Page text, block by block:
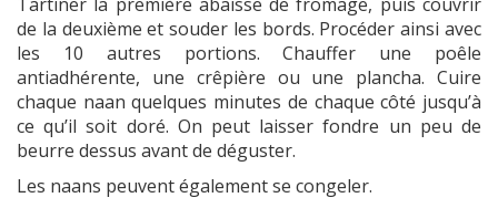
Tartiner la première abaisse de fromage, puis couvrir
de la deuxième et souder les bords. Procéder ainsi avec
les 10 autres portions. Chauffer une poêle
antiadhérente, une crêpière ou une plancha. Cuire
chaque naan quelques minutes de chaque côté jusqu’à
ce qu’il soit doré. On peut laisser fondre un peu de
beurre dessus avant de déguster.
Les naans peuvent également se congeler.